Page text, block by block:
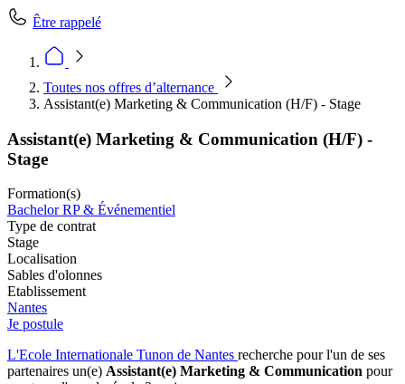
Être rappelé
Toutes nos offres d’alternance
Assistant(e) Marketing & Communication (H/F) - Stage
Assistant(e) Marketing & Communication (H/F) -
Stage
Formation(s)
Bachelor RP & Événementiel
Type de contrat
Stage
Localisation
Sables d'olonnes
Etablissement
Nantes
Je postule
L'Ecole Internationale Tunon de Nantes recherche pour l'un de ses
partenaires un(e) Assistant(e) Marketing & Communication pour